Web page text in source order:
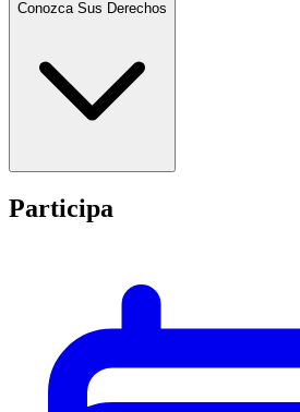
Conozca Sus Derechos
Participa